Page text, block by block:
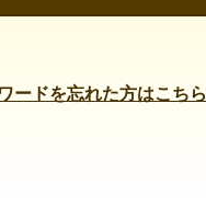
ードを忘れた方はこちら